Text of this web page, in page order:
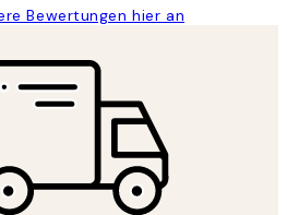
Bewertungen hier an